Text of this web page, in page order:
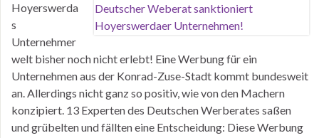
Hoyerswerda
s
Unternehmer
welt bisher noch nicht erlebt! Eine Werbung für ein
Unternehmen aus der Konrad-Zuse-Stadt kommt bundesweit
an. Allerdings nicht ganz so positiv, wie von den Machern
konzipiert. 13 Experten des Deutschen Werberates saßen
und grübelten und fällten eine Entscheidung: Diese Werbung